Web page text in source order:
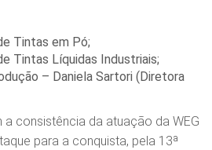
Tintas em Pó;
Tintas Líquidas Industriais;
– Daniela Sartori (Diretora
consistência da atuação da WEG
para a conquista, pela 13ª